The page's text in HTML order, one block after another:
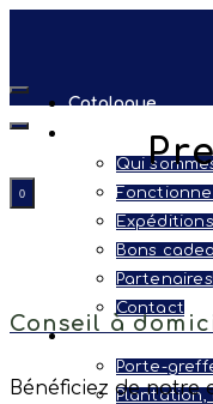
Catalogue
la pépinière
Qui
Expéditions
Bons
Partenaires
Contact
Conseils
Porte-
0
Conseil à
Bénéficiez de